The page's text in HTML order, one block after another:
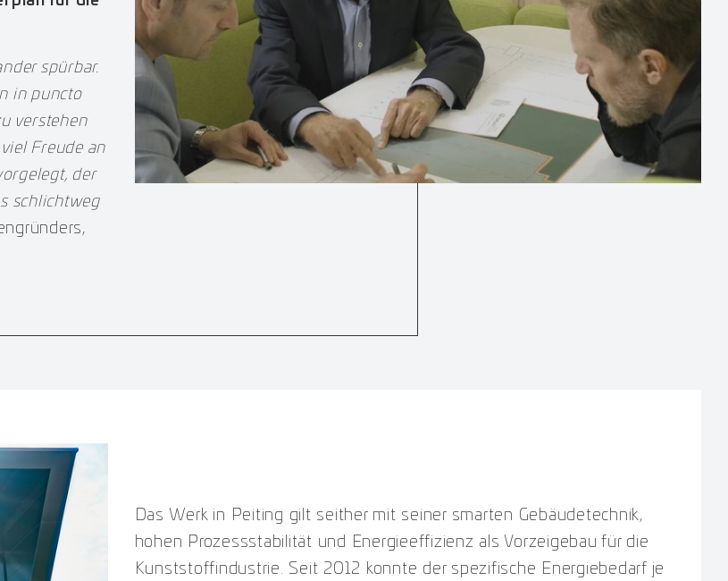
spürbar.
in puncto
verstehen
Freude an
der
schlichtweg
Das Werk in Peiting gilt seither mit seiner smarten Gebäudetechnik,
hohen Prozessstabilität und Energieeffizienz als Vorzeigebau für die
Kunststoffindustrie. Seit 2012 konnte der spezifische Energiebedarf je